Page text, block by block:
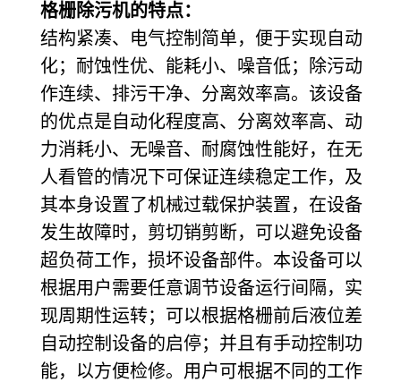
格栅除污机的特点：
结构紧凑、电气控制简单，便于实现自动
化；耐蚀性优、能耗小、噪音低；除污动
作连续、排污干净、分离效率高。该设备
的优点是自动化程度高、分离效率高、动
力消耗小、无噪音、耐腐蚀性能好，在无
人看管的情况下可保证连续稳定工作，及
其本身设置了机械过载保护装置，在设备
发生故障时，剪切销剪断，可以避免设备
超负荷工作，损坏设备部件。本设备可以
根据用户需要任意调节设备运行间隔，实
现周期性运转；可以根据格栅前后液位差
自动控制设备的启停；并且有手动控制功
能，以方便检修。用户可根据不同的工作